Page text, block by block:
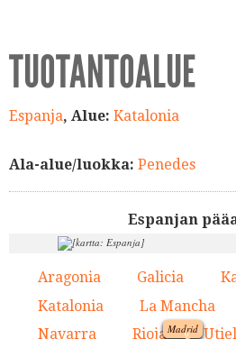
TUOTANTOALUE
Espanja, Alue: Katalonia
Ala-alue/luokka: Penedes
Espanjan
Madrid
2.
3.
7.
Aragonia Galicia
Katalonia La Mancha
Navarra Rioja 9.